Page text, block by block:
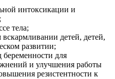
интоксикации и
тела;
детей, детей,
развитии;
для
и улучшения работы
резистентности к